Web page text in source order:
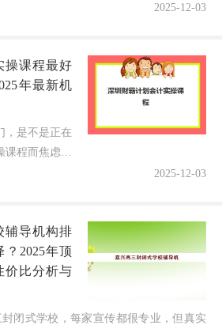
2025-12-03
操课程最好
年最新机
，是不是正在
程而焦虑得
2025-12-03
辅导机构排
2025年顶
价比分析与
闭式学校，每家宣传都很专业，但真实